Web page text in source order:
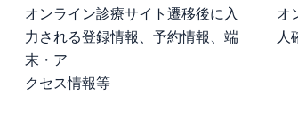
オンライン診療サイト遷移後に⼊
⼒される登録情報、予約情報、端
末・ア
クセス情報等
オ
⼈